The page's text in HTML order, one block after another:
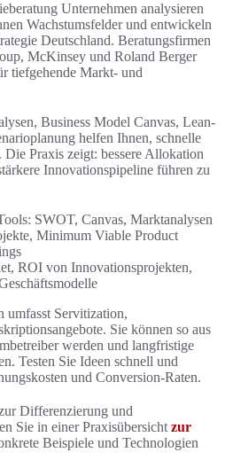
Unternehmen analysieren
Wachstumsfelder und entwickeln
Deutschland. Beratungsfirmen
McKinsey und Roland Berger
tiefgehende Markt- und
Business Model Canvas, Lean-
helfen Ihnen, schnelle
Praxis zeigt: bessere Allokation
Innovationspipeline führen zu
SWOT, Canvas, Marktanalysen
Minimum Viable Product
ROI von Innovationsprojekten,
umfasst Servitization,
Sie können so aus
werden und langfristige
Testen Sie Ideen schnell und
und Conversion-Raten.
Differenzierung und
Sie in einer Praxisübersicht zur
Beispiele und Technologien